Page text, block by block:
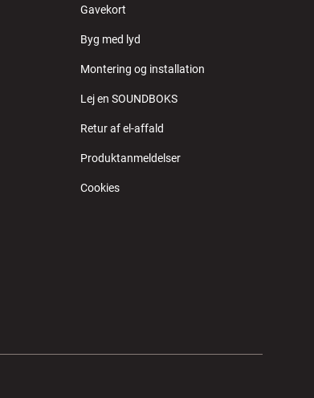
Gavekort
Byg med lyd
Montering og installation
Lej en SOUNDBOKS
Retur af el-affald
Produktanmeldelser
Cookies